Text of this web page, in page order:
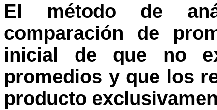
El método de
comparación de
inicial de que no
promedios y que los
producto